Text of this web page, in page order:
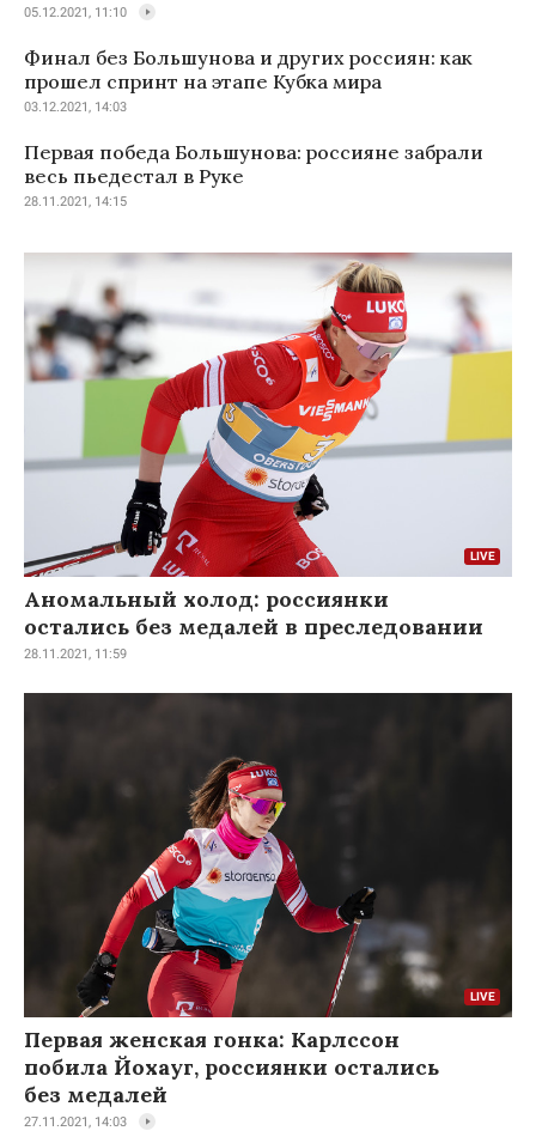
05.12.2021, 11:10
Финал без Большунова и других россиян: как
прошел спринт на этапе Кубка мира
03.12.2021, 14:03
Первая победа Большунова: россияне забрали
весь пьедестал в Руке
28.11.2021, 14:15
Аномальный холод: россиянки
остались без медалей в преследовании
28.11.2021, 11:59
Первая женская гонка: Карлссон
побила Йохауг, россиянки остались
без медалей
27.11.2021, 14:03